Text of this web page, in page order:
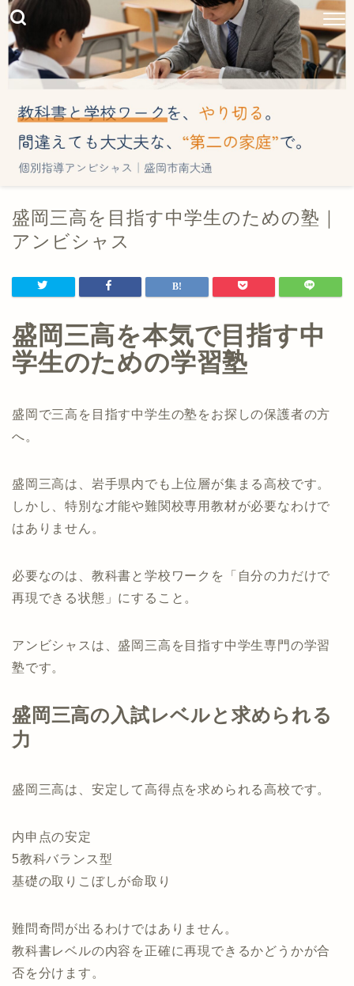
盛岡三高を目指す中学生のための塾｜
アンビシャス
盛岡三高を本気で目指す中
学生のための学習塾
盛岡で三高を目指す中学生の塾をお探しの保護者の方
へ。
盛岡三高は、岩手県内でも上位層が集まる高校です。
しかし、特別な才能や難関校専用教材が必要なわけで
はありません。
必要なのは、教科書と学校ワークを「自分の力だけで
再現できる状態」にすること。
アンビシャスは、盛岡三高を目指す中学生専門の学習
塾です。
盛岡三高の入試レベルと求められる
力
盛岡三高は、安定して高得点を求められる高校です。
内申点の安定
5教科バランス型
基礎の取りこぼしが命取り
難問奇問が出るわけではありません。
教科書レベルの内容を正確に再現できるかどうかが合
否を分けます。